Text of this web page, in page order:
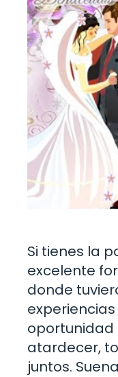
Si tienes la
excelente
donde
oportunidad
atardecer,
juntos.